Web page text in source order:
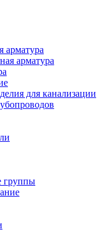
арматура
арматура
для канализации
группы